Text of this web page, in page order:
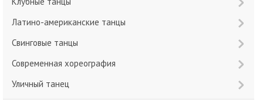
Латино-американские танцы
Свинговые танцы
Современная хореография
Уличный танец